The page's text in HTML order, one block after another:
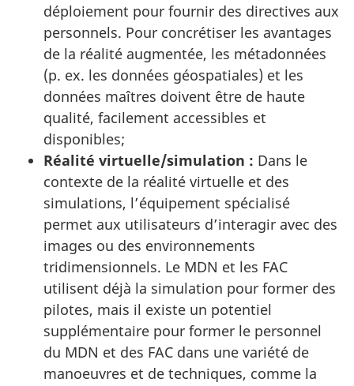
déploiement pour fournir des directives aux
personnels. Pour concrétiser les avantages
de la réalité augmentée, les métadonnées
(p. ex. les données géospatiales) et les
données maîtres doivent être de haute
qualité, facilement accessibles et
disponibles;
Réalité virtuelle/simulation : Dans le
contexte de la réalité virtuelle et des
simulations, l’équipement spécialisé
permet aux utilisateurs d’interagir avec des
images ou des environnements
tridimensionnels. Le MDN et les FAC
utilisent déjà la simulation pour former des
pilotes, mais il existe un potentiel
supplémentaire pour former le personnel
du MDN et des FAC dans une variété de
manoeuvres et de techniques, comme la